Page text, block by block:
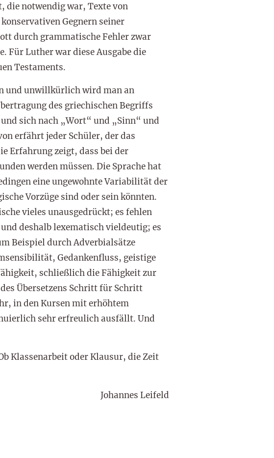
notwendig war, Texte von
Gegnern seiner
durch grammatische Fehler zwar
Für Luther war diese Ausgabe die
Testaments.
und unwillkürlich wird man an
des griechischen Begriffs
sich nach „Wort“ und „Sinn“ und
erfährt jeder Schüler, der das
Erfahrung zeigt, dass bei der
werden müssen. Die Sprache hat
eine ungewohnte Variabilität der
Vorzüge sind oder sein könnten.
vieles unausgedrückt; es fehlen
deshalb lexematisch vieldeutig; es
Beispiel durch Adverbialsätze
Gedankenfluss, geistige
schließlich die Fähigkeit zur
Übersetzens Schritt für Schritt
in den Kursen mit erhöhtem
sehr erfreulich ausfällt. Und
Klassenarbeit oder Klausur, die Zeit
Johannes Leifeld